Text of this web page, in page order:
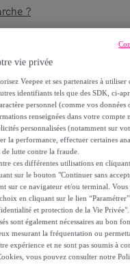
?
votre produit
incarne
et performance,
Avec ses 25 cm
sa technologie à
votre chambre
raffiné, digne des
:
vie privée
Veepee et ses partenaires à utiliser
identifiants tels que des SDK, ci-
personnel (comme vos données
renseignées dans votre compte
personnalisées (notamment sur
la performance, effectuer certaines
de lutte contre la fraude.
ces différentes utilisations en
sur le bouton "Continuer sans
sur ce navigateur et/ou terminal.
en cliquant sur le lien
et protection de la Vie Privée".
sont également nécessaires au bon
mesurant la fréquentation ou
expérience et ne sont pas soumis à
vous pouvez consulter notre